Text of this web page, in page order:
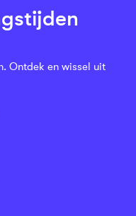
Ontdek en wissel uit